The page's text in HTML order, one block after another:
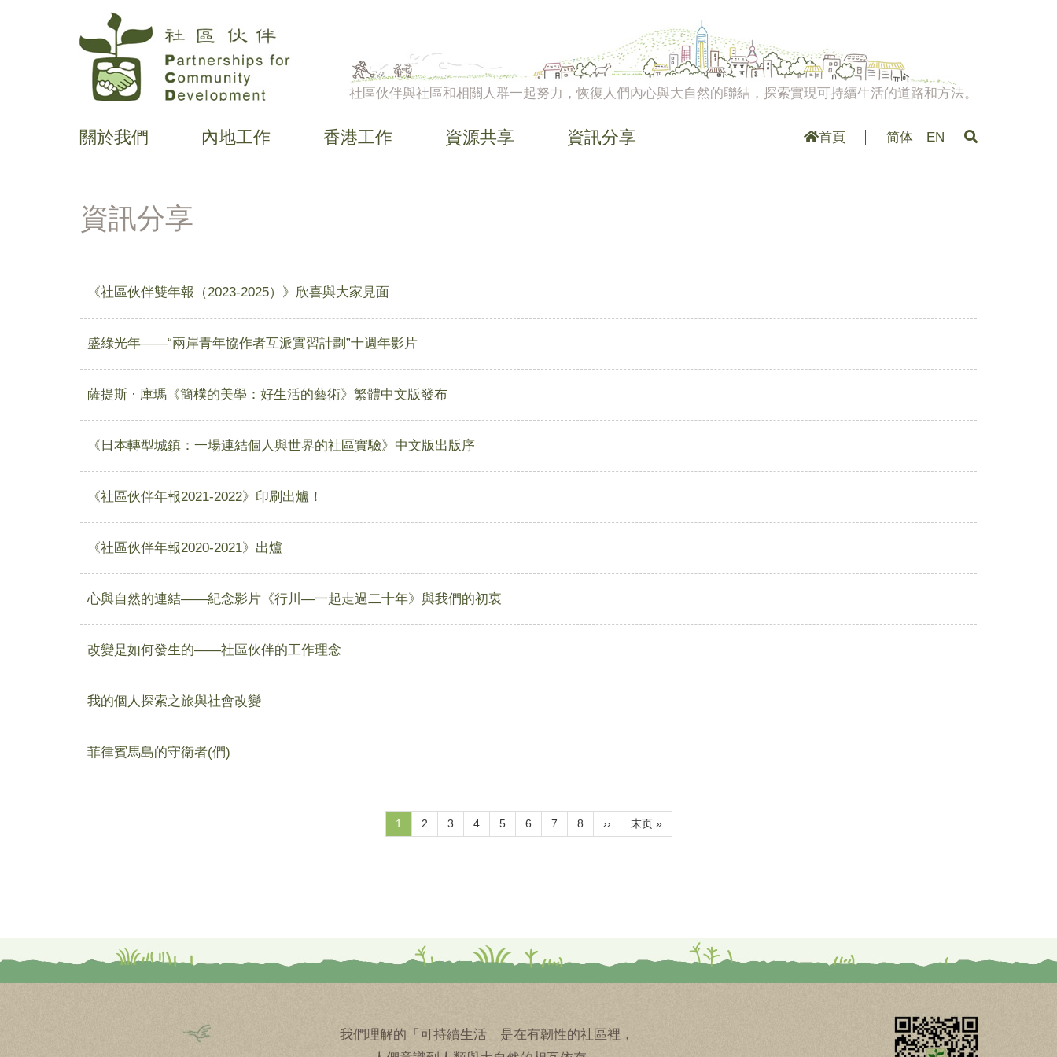
社區伙伴與社區和相關人群一起努力，恢復人們內心與大自然的聯結，探索實現可持續生活的道路和方法。
關於我們 內地工作 香港工作 資源共享 資訊分享 首頁 简体 EN
資訊分享
《社區伙伴雙年報（2023-2025）》欣喜與大家見面
盛綠光年——“兩岸青年協作者互派實習計劃”十週年影片
薩提斯 · 庫瑪《簡樸的美學：好生活的藝術》繁體中文版發布
《日本轉型城鎮：一場連結個人與世界的社區實驗》中文版出版序
《社區伙伴年報2021-2022》印刷出爐！
《社區伙伴年報2020-2021》出爐
心與自然的連結——紀念影片《行川—一起走過二十年》與我們的初衷
改變是如何發生的——社區伙伴的工作理念
我的個人探索之旅與社會改變
菲律賓馬島的守衛者(們)
目
前
1
頁
面
2
頁
面
3
頁
面
4
頁
面
5
頁
面
6
頁
面
7
頁
面
8
下
一
››
Last
page
末页 »
我們理解的「可持續生活」是在有韌性的社區裡，